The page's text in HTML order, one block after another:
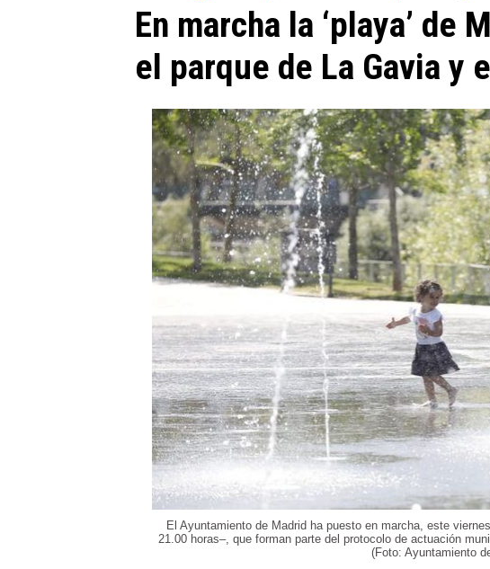
En marcha la ‘playa’
el parque de La Gavia y
El Ayuntamiento de Madrid ha puesto en marcha, este
21.00 horas–, que forman parte del protocolo de actuación
(Foto: Ayuntamiento